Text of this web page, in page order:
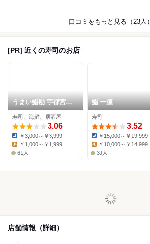
口コミをもっと見る（23人）
[PR] 近くの寿司のお店
うまい鮨勘 宇都宮ベ
ルモール支店
寿司、海鮮、居酒屋
3.06
Dinner:
￥3,000～￥3,999
Lunch:
￥1,000～￥1,999
61人
鮨 一凛
寿司
3.52
Dinner:
￥15,000～￥19,999
Lunch:
￥10,000～￥14,999
39人
店舗情報（詳細）